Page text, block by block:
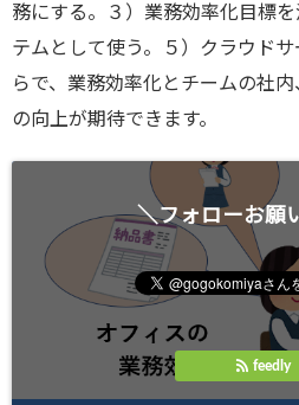
務にする。３）業務効率化目標
テムとして使う。５）クラウド
らで、業務効率化とチームの社
の向上が期待できます。
＼フォローお願
feedly